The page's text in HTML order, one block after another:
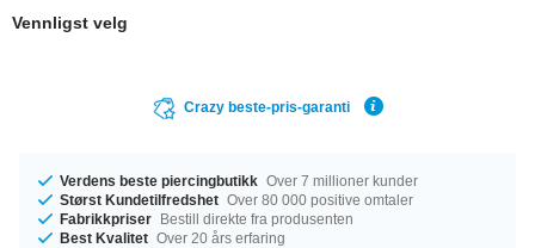
Vennligst velg
Crazy beste-pris-garanti
Verdens beste piercingbutikk Over 7 millioner kunder
Størst Kundetilfredshet Over 80 000 positive omtaler
Fabrikkpriser Bestill direkte fra produsenten
Best Kvalitet Over 20 års erfaring